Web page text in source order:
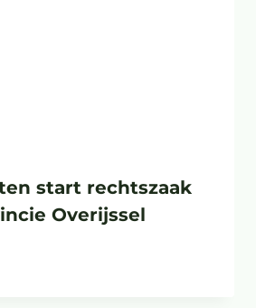
start rechtszaak
Overijssel